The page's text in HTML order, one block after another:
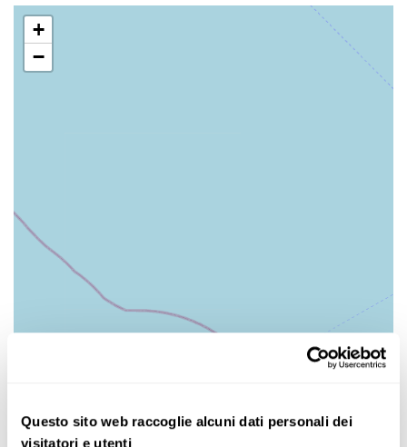
Questo sito web raccoglie alcuni dati personali dei
visitatori e utenti
+
−